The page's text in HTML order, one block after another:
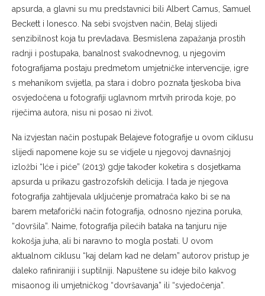
apsurda, a glavni su mu predstavnici bili Albert Camus, Samuel
Beckett i Ionesco. Na sebi svojstven način, Belaj slijedi
senzibilnost koja tu prevladava. Besmislena zapažanja prostih
radnji i postupaka, banalnost svakodnevnog, u njegovim
fotografijama postaju predmetom umjetničke intervencije, igre
s mehanikom svijetla, pa stara i dobro poznata tjeskoba biva
osvjedočena u fotografiji uglavnom mrtvih priroda koje, po
riječima autora, nisu ni posao ni život.
Na izvjestan način postupak Belajeve fotografije u ovom ciklusu
slijedi napomene koje su se vidjele u njegovoj davnašnjoj
izložbi “Iće i piće” (2013) gdje također koketira s dosjetkama
apsurda u prikazu gastrozofskih delicija. I tada je njegova
fotografija zahtijevala uključenje promatrača kako bi se na
barem metaforički način fotografija, odnosno njezina poruka,
“dovršila”. Naime, fotografija pilećih bataka na tanjuru nije
kokošja juha, ali bi naravno to mogla postati. U ovom
aktualnom ciklusu “kaj delam kad ne delam” autorov pristup je
daleko rafiniraniji i suptilniji. Napuštene su ideje bilo kakvog
misaonog ili umjetničkog “dovršavanja” ili “svjedočenja”.